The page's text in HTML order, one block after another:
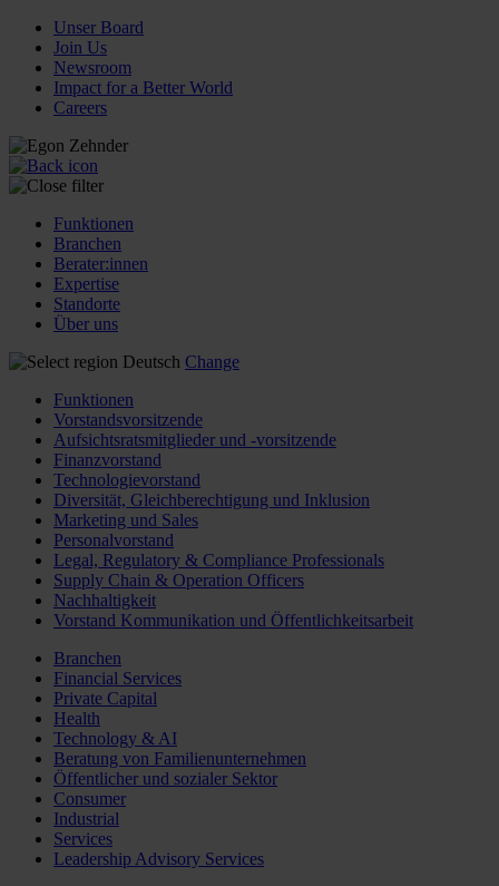
Unser Board
Join Us
Newsroom
Impact for a Better World
Careers
Funktionen
Branchen
Berater:innen
Expertise
Standorte
Über uns
Deutsch Change
Funktionen
Vorstandsvorsitzende
Aufsichtsratsmitglieder und -vorsitzende
Finanzvorstand
Technologievorstand
Diversität, Gleichberechtigung und Inklusion
Marketing und Sales
Personalvorstand
Legal, Regulatory & Compliance Professionals
Supply Chain & Operation Officers
Nachhaltigkeit
Vorstand Kommunikation und Öffentlichkeitsarbeit
Branchen
Financial Services
Private Capital
Health
Technology & AI
Beratung von Familienunternehmen
Öffentlicher und sozialer Sektor
Consumer
Industrial
Services
Leadership Advisory Services